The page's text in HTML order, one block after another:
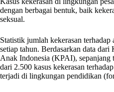
dengan berbagai bentuk, baik
seksual.
Statistik jumlah kekerasan
setiap tahun. Berdasarkan data
Anak Indonesia (KPAI), sepanjang
dari 2.500 kasus kekerasan
terjadi di lingkungan pendidikan